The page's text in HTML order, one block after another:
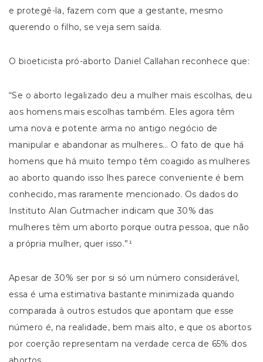
e protegê-la, fazem com que a gestante, mesmo
querendo o filho, se veja sem saída.
O bioeticista pró-aborto Daniel Callahan reconhece que:
“Se o aborto legalizado deu a mulher mais escolhas, deu
aos homens mais escolhas também. Eles agora têm
uma nova e potente arma no antigo negócio de
manipular e abandonar as mulheres… O fato de que há
homens que há muito tempo têm coagido as mulheres
ao aborto quando isso lhes parece conveniente é bem
conhecido, mas raramente mencionado. Os dados do
Instituto Alan Gutmacher indicam que 30% das
mulheres têm um aborto porque outra pessoa, que não
a própria mulher, quer isso.”¹
Apesar de 30% ser por si só um número considerável,
essa é uma estimativa bastante minimizada quando
comparada à outros estudos que apontam que esse
número é, na realidade, bem mais alto, e que os abortos
por coerção representam na verdade cerca de 65% dos